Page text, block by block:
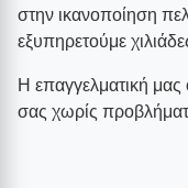
στην ικανοποίηση
εξυπηρετούμε
Η επαγγελματική μας
σας χωρίς